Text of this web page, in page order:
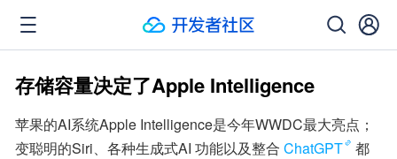
存储容量决定了Apple Intelligence
苹果的AI系统Apple Intelligence是今年WWDC最大亮点；
变聪明的Siri、各种生成式AI 功能以及整合 ChatGPT
都